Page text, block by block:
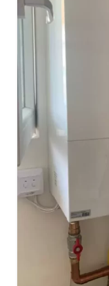
Reference
Kontakt